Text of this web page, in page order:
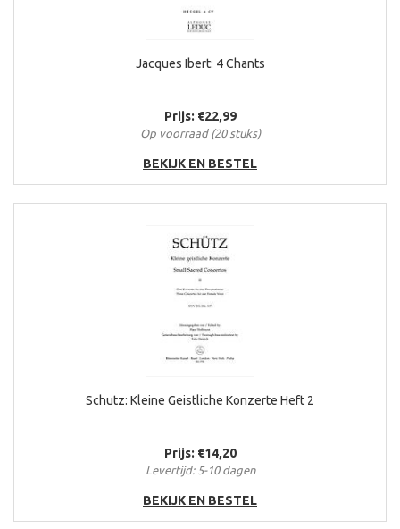
Jacques Ibert: 4 Chants
Prijs: €22,99
Op voorraad (20 stuks)
BEKIJK EN BESTEL
Schutz: Kleine Geistliche Konzerte Heft 2
Prijs: €14,20
Levertijd: 5-10 dagen
BEKIJK EN BESTEL